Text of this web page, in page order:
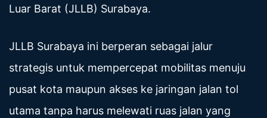
Luar Barat (JLLB) Surabaya.
JLLB Surabaya ini berperan sebagai jalur
strategis untuk mempercepat mobilitas menuju
pusat kota maupun akses ke jaringan jalan tol
utama tanpa harus melewati ruas jalan yang